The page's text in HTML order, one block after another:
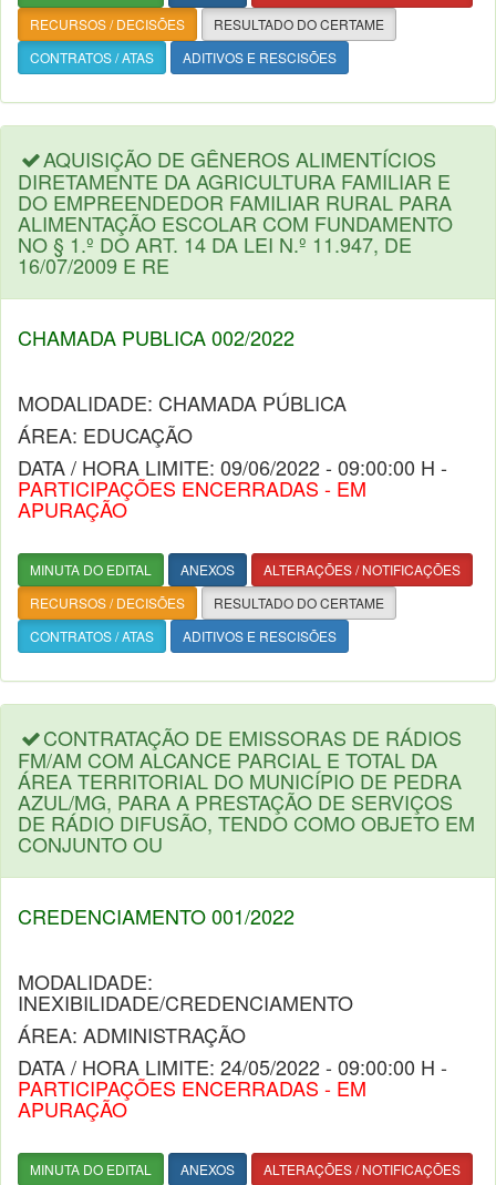
RECURSOS / DECISÕES
RESULTADO DO CERTAME
CONTRATOS / ATAS
ADITIVOS E RESCISÕES
AQUISIÇÃO DE GÊNEROS ALIMENTÍCIOS
DIRETAMENTE DA AGRICULTURA FAMILIAR E
DO EMPREENDEDOR FAMILIAR RURAL PARA
ALIMENTAÇÃO ESCOLAR COM FUNDAMENTO
NO § 1.º DO ART. 14 DA LEI N.º 11.947, DE
16/07/2009 E RE
CHAMADA PUBLICA 002/2022
MODALIDADE: CHAMADA PÚBLICA
ÁREA: EDUCAÇÃO
DATA / HORA LIMITE: 09/06/2022 - 09:00:00 H -
PARTICIPAÇÕES ENCERRADAS - EM
APURAÇÃO
MINUTA DO EDITAL ANEXOS
ALTERAÇÕES / NOTIFICAÇÕES
RECURSOS / DECISÕES
RESULTADO DO CERTAME
CONTRATOS / ATAS
ADITIVOS E RESCISÕES
CONTRATAÇÃO DE EMISSORAS DE RÁDIOS
FM/AM COM ALCANCE PARCIAL E TOTAL DA
ÁREA TERRITORIAL DO MUNICÍPIO DE PEDRA
AZUL/MG, PARA A PRESTAÇÃO DE SERVIÇOS
DE RÁDIO DIFUSÃO, TENDO COMO OBJETO EM
CONJUNTO OU
CREDENCIAMENTO 001/2022
MODALIDADE:
INEXIBILIDADE/CREDENCIAMENTO
ÁREA: ADMINISTRAÇÃO
DATA / HORA LIMITE: 24/05/2022 - 09:00:00 H -
PARTICIPAÇÕES ENCERRADAS - EM
APURAÇÃO
MINUTA DO EDITAL ANEXOS
ALTERAÇÕES / NOTIFICAÇÕES